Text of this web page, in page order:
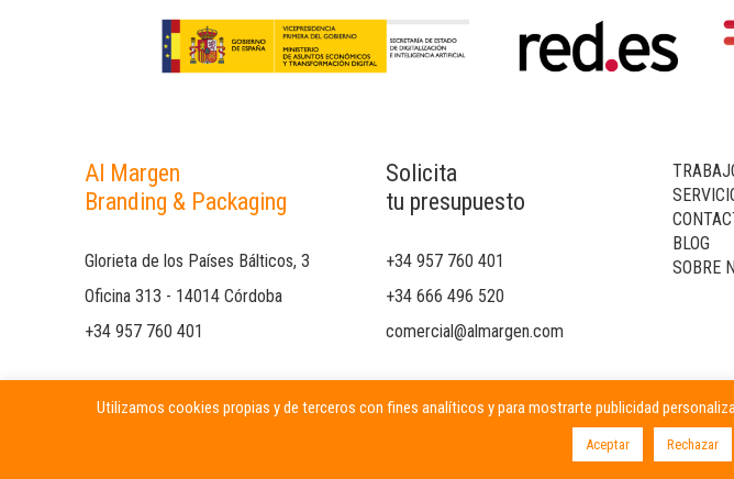
Al Margen
Branding & Packaging
Glorieta de los Países Bálticos, 3
Oficina 313 - 14014 Córdoba
+34 957 760 401
Solicita
tu presupuesto
+34 957 760 401
+34 666 496 520
comercial@almargen.com
BLOG
SOBRE
Utilizamos cookies propias y de terceros con fines analíticos y para mostrarte publicidad
Aceptar Rechazar